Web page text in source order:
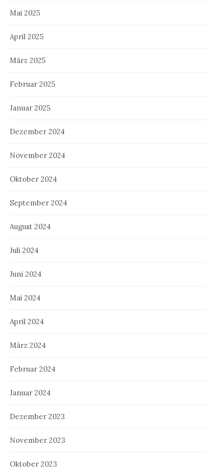
Mai 2025
April 2025
März 2025
Februar 2025
Januar 2025
Dezember 2024
November 2024
Oktober 2024
September 2024
August 2024
Juli 2024
Juni 2024
Mai 2024
April 2024
März 2024
Februar 2024
Januar 2024
Dezember 2023
November 2023
Oktober 2023